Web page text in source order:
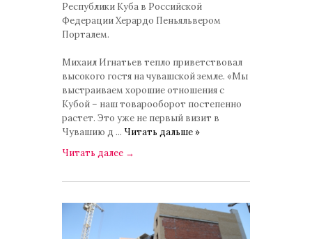
Республики Куба в Российской
Федерации Херардо Пеньяльвером
Порталем.
Михаил Игнатьев тепло приветствовал
высокого гостя на чувашской земле. «Мы
выстраиваем хорошие отношения с
Кубой – наш товарооборот постепенно
растет. Это уже не первый визит в
Чувашию д ... Читать дальше »
Читать далее →